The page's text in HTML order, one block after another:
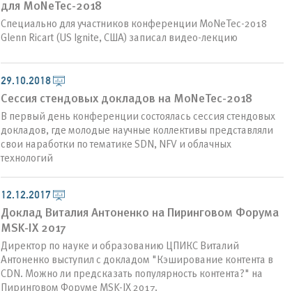
для MoNeTec-2018
Специально для участников конференции MoNeTec-2018
Glenn Ricart (US Ignite, США) записал видео-лекцию
29.10.2018
Сессия стендовых докладов на MoNeTec-2018
В первый день конференции состоялась сессия стендовых
докладов, где молодые научные коллективы представляли
свои наработки по тематике SDN, NFV и облачных
технологий
12.12.2017
Доклад Виталия Антоненко на Пиринговом Форума
MSK-IX 2017
Директор по науке и образованию ЦПИКС Виталий
Антоненко выступил с докладом "Кэширование контента в
CDN. Можно ли предсказать популярность контента?" на
Пиринговом Форуме MSK-IX 2017.